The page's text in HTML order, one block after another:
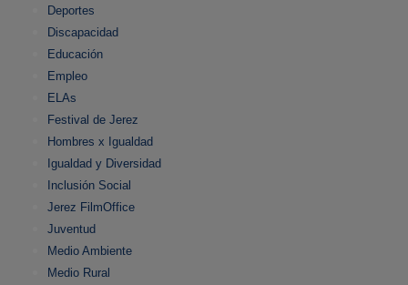
Deportes
Discapacidad
Educación
Empleo
ELAs
Festival de Jerez
Hombres x Igualdad
Igualdad y Diversidad
Inclusión Social
Jerez FilmOffice
Juventud
Medio Ambiente
Medio Rural